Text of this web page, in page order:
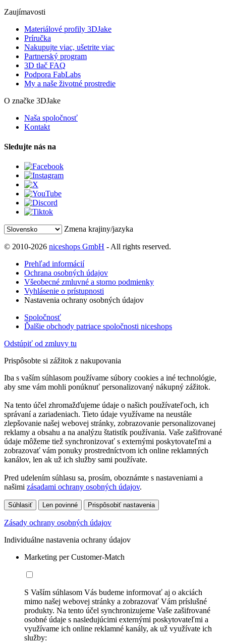
Zaujímavosti
Materiálové profily 3DJake
Príručka
Nakupujte viac, ušetrite viac
Partnerský program
3D tlač FAQ
Podpora FabLabs
My a naše životné prostredie
O značke 3DJake
Naša spoločnosť
Kontakt
Sledujte nás na
Zmena krajiny/jazyka
© 2010-2026 niceshops GmbH - All rights reserved.
Prehľad informácií
Ochrana osobných údajov
Všeobecné zmluvné a storno podmienky
Vyhlásenie o prístupnosti
Nastavenia ochrany osobných údajov
Spoločnosť
Ďalšie obchody patriace spoločnosti niceshops
Odstúpiť od zmluvy tu
Prispôsobte si zážitok z nakupovania
Iba s vaším súhlasom používame súbory cookies a iné technológie,
aby sme vám mohli ponúknuť personalizovaný nákupný zážitok.
Na tento účel zhromažďujeme údaje o našich používateľoch, ich
správaní a zariadeniach. Tieto údaje využívame na neustále
zlepšovanie našej webovej stránky, zobrazovanie personalizovanej
reklamy a obsahu a na analýzu štatistík používania. Vaše zašifrované
údaje môžeme tiež synchronizovať s externými poskytovateľmi a
zobrazovať vám ponuky prostredníctvom ich online reklamných
kanálov, len ak už ich služby sami používate.
Pred udelením súhlasu sa, prosím, oboznámte s nastaveniami a
našimi zásadami ochrany osobných údajov.
Súhlasiť Len povinné Prispôsobiť nastavenia
Zásady ochrany osobných údajov
Individuálne nastavenia ochrany údajov
Marketing per Customer-Match
S Vaším súhlasom Vás budeme informovať aj o akciách
mimo našej webovej stránky a zobrazovať Vám príslušné
produkty. Na tento účel synchronizujeme Vaše zašifrované
osobné údaje s nasledujúcimi externými poskytovateľmi a
využívame ich online reklamné kanály, ak už využívate ich
služby: